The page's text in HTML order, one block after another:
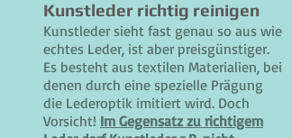
Kunstleder richtig reinigen
Kunstleder sieht fast genau so aus wie
echtes Leder, ist aber preisgünstiger.
Es besteht aus textilen Materialien, bei
denen durch eine spezielle Prägung
die Lederoptik imitiert wird. Doch
Vorsicht! Im Gegensatz zu richtigem